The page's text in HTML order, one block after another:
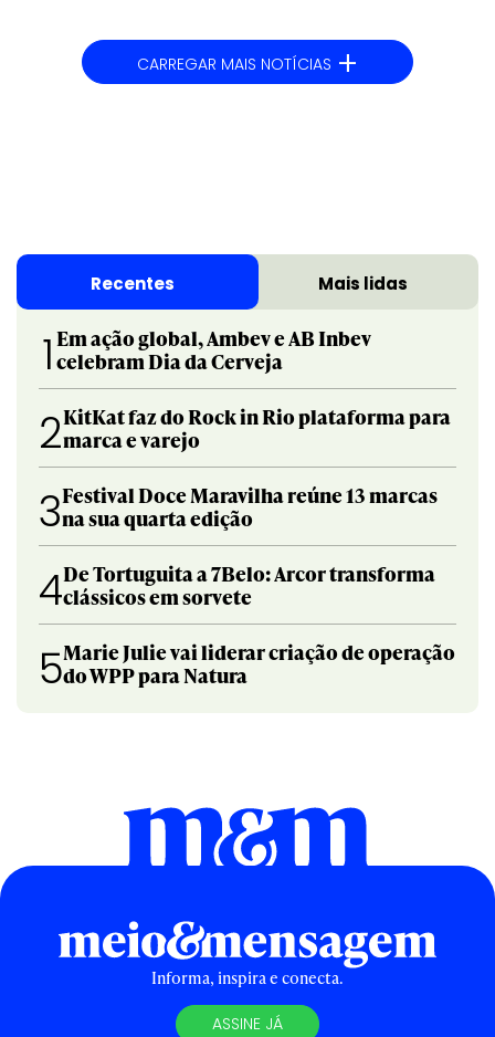
CARREGAR MAIS NOTÍCIAS +
Recentes Mais lidas
1 Em ação global, Ambev e AB Inbev
celebram Dia da Cerveja
2KitKat faz do Rock in Rio plataforma para
marca e varejo
3Festival Doce Maravilha reúne 13 marcas
na sua quarta edição
4De Tortuguita a 7Belo: Arcor transforma
clássicos em sorvete
5Marie Julie vai liderar criação de operação
do WPP para Natura
Informa, inspira e conecta.
ASSINE JÁ